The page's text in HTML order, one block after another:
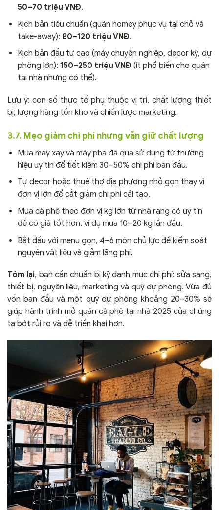
50–70 triệu VNĐ.
Kịch bản tiêu chuẩn (quán homey phục vụ tại chỗ và
take-away): 80–120 triệu VNĐ.
Kịch bản đầu tư cao (máy chuyên nghiệp, decor kỹ, dự
phòng lớn): 150–250 triệu VNĐ (ít phổ biến cho quán
tại nhà nhưng có thể).
Lưu ý: con số thực tế phụ thuộc vị trí, chất lượng thiết
bị, lượng hàng tồn kho và chiến lược marketing.
3.7. Mẹo giảm chi phí nhưng vẫn giữ chất lượng
Mua máy xay và máy pha đã qua sử dụng từ thương
hiệu uy tín để tiết kiệm 30–50% chi phí ban đầu.
Tự decor hoặc thuê thợ địa phương nhỏ gọn thay vì
đơn vị lớn để cắt giảm chi phí cải tạo.
Mua cà phê theo đơn vị kg lớn từ nhà rang có uy tín
để có giá tốt hơn, ví dụ mua 10–20 kg lần đầu.
Bắt đầu với menu gọn, 4–6 món chủ lực để kiểm soát
nguyên vật liệu và giảm lãng phí.
Tóm lại, bạn cần chuẩn bị kỹ danh mục chi phí: sửa sang,
thiết bị, nguyên liệu, marketing và quỹ dự phòng. Vừa đủ
vốn ban đầu và một quỹ dự phòng khoảng 20–30% sẽ
giúp hành trình mở quán cà phê tại nhà 2025 của chúng
ta bớt rủi ro và dễ triển khai hơn.